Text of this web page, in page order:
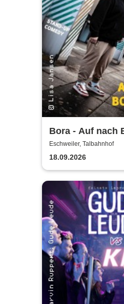
Bora - Auf nach
Eschweiler, Talbahnhof
18.09.2026